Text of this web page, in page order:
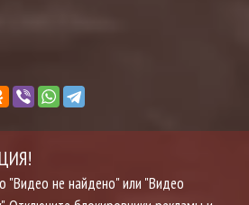
"Видео не найдено" или "Видео